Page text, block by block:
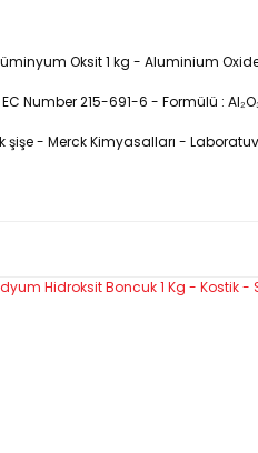
Oksit 1 kg - Aluminium
Number 215-691-6 - Formülü :
şişe - Merck Kimyasalları -